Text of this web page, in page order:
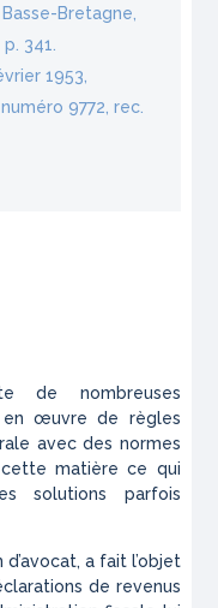
Bretagne,
341.
1953,
9772, rec.
de nombreuses
en œuvre de règles
avec des normes
matière ce qui
solutions parfois
a fait l’objet
de revenus